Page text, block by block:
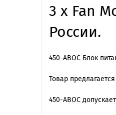
3 x Fan
России.
450-ABOC Блок
Товар
450-ABOC